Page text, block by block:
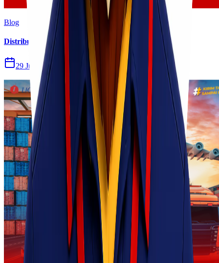
Blog
Distribusi Pengiriman Rokok Elektronik atau Vape
29 Jul 2026